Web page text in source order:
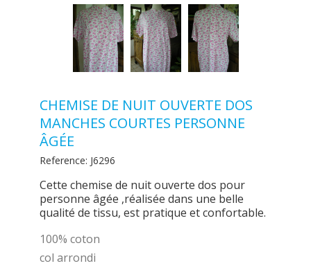
CHEMISE DE NUIT OUVERTE DOS
MANCHES COURTES PERSONNE
ÂGÉE
Reference: J6296
Cette chemise de nuit ouverte dos pour
personne âgée ,réalisée dans une belle
qualité de tissu, est pratique et confortable.
100% coton
col arrondi